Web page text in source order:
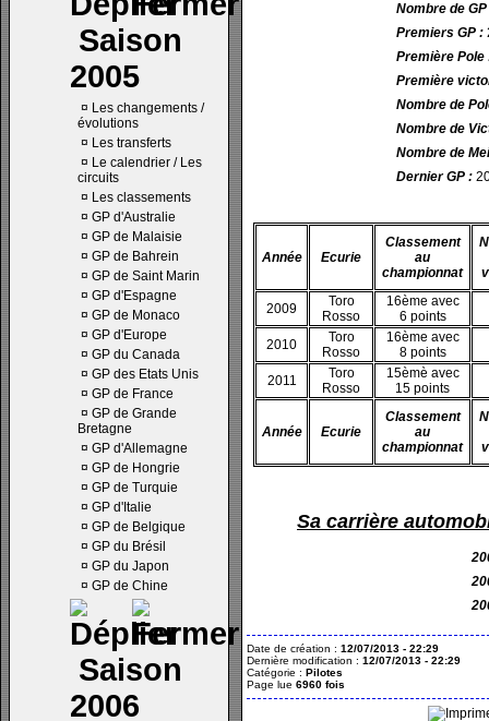
Saison
2005
¤ Les changements /
évolutions
¤ Les transferts
¤ Le calendrier / Les
circuits
¤ Les classements
¤ GP d'Australie
¤ GP de Malaisie
¤ GP de Bahrein
¤ GP de Saint Marin
¤ GP d'Espagne
¤ GP de Monaco
¤ GP d'Europe
¤ GP du Canada
¤ GP des Etats Unis
¤ GP de France
¤ GP de Grande
Bretagne
¤ GP d'Allemagne
¤ GP de Hongrie
¤ GP de Turquie
¤ GP d'Italie
¤ GP de Belgique
¤ GP du Brésil
¤ GP du Japon
¤ GP de Chine
Saison
2006
Nombre de
Premiers GP :
Première Pole
Première
Nombre de
Nombre de
Nombre de
Dernier GP :
Année Ecurie
Classement
au
championnat
2009
Toro
Rosso
16ème avec
6 points
2010
Toro
Rosso
16ème avec
8 points
2011
Toro
Rosso
15èmè avec
15 points
Année Ecurie
Classement
au
championnat
Sa carrière
Date de création : 12/07/2013 - 22:29
Dernière modification : 12/07/2013 - 22:29
Catégorie : Pilotes
Page lue 6960 fois